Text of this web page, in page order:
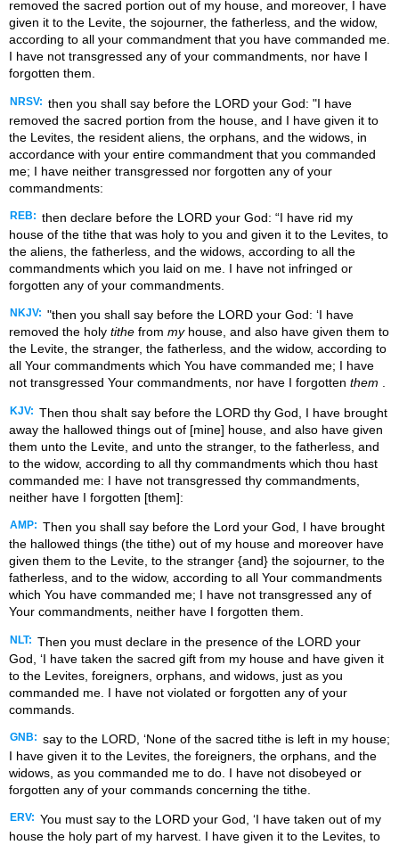
removed the sacred portion out of my house, and moreover, I have
given it to the Levite, the sojourner, the fatherless, and the widow,
according to all your commandment that you have commanded me.
I have not transgressed any of your commandments, nor have I
forgotten them.
NRSV: then you shall say before the LORD your God: "I have
removed the sacred portion from the house, and I have given it to
the Levites, the resident aliens, the orphans, and the widows, in
accordance with your entire commandment that you commanded
me; I have neither transgressed nor forgotten any of your
commandments:
REB: then declare before the LORD your God: “I have rid my
house of the tithe that was holy to you and given it to the Levites, to
the aliens, the fatherless, and the widows, according to all the
commandments which you laid on me. I have not infringed or
forgotten any of your commandments.
NKJV: "then you shall say before the LORD your God: ‘I have
removed the holy tithe from myhouse, and also have given them to
the Levite, the stranger, the fatherless, and the widow, according to
all Your commandments which You have commanded me; I have
not transgressed Your commandments, nor have I forgotten them .
KJV: Then thou shalt say before the LORD thy God, I have brought
away the hallowed things out of [mine] house, and also have given
them unto the Levite, and unto the stranger, to the fatherless, and
to the widow, according to all thy commandments which thou hast
commanded me: I have not transgressed thy commandments,
neither have I forgotten [them]:
AMP: Then you shall say before the Lord your God, I have brought
the hallowed things (the tithe) out of my house and moreover have
given them to the Levite, to the stranger {and} the sojourner, to the
fatherless, and to the widow, according to all Your commandments
which You have commanded me; I have not transgressed any of
Your commandments, neither have I forgotten them.
NLT: Then you must declare in the presence of the LORD your
God, ‘I have taken the sacred gift from my house and have given it
to the Levites, foreigners, orphans, and widows, just as you
commanded me. I have not violated or forgotten any of your
commands.
GNB: say to the LORD, ‘None of the sacred tithe is left in my house;
I have given it to the Levites, the foreigners, the orphans, and the
widows, as you commanded me to do. I have not disobeyed or
forgotten any of your commands concerning the tithe.
ERV: You must say to the LORD your God, ‘I have taken out of my
house the holy part of my harvest. I have given it to the Levites, to